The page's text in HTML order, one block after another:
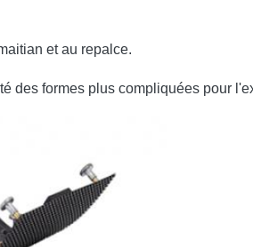
et au repalce.
des formes plus compliquées pour